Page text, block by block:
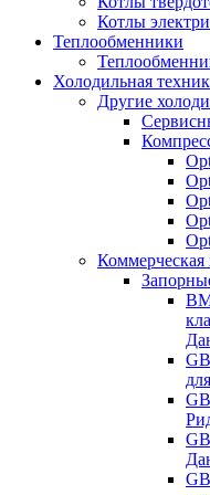
Котлы
Теплообменники
Холодильная
Другие
Коммерческая